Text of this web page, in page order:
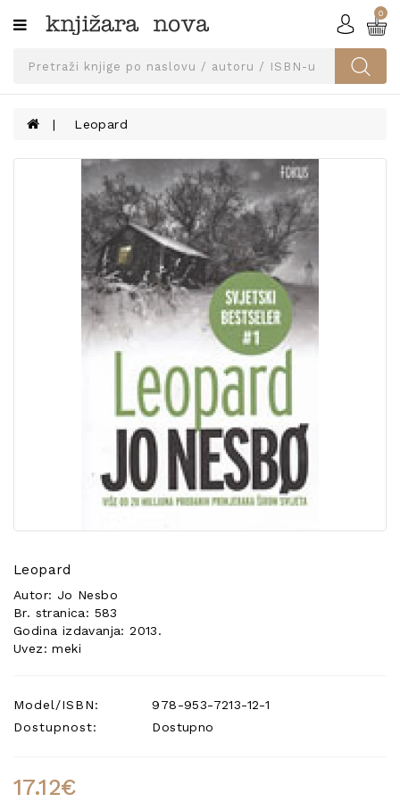
Kategorije
SVEUČILIŠNA
UDŽBENICI
KNJIGE
PRIBOR
UDŽBENIKE!
0
Leopard
Leopard
Autor: Jo Nesbo
Br. stranica: 583
Godina izdavanja: 2013.
Uvez: meki
Model/ISBN:
978-953-7213-12-1
Dostupnost:
Dostupno
17.12€